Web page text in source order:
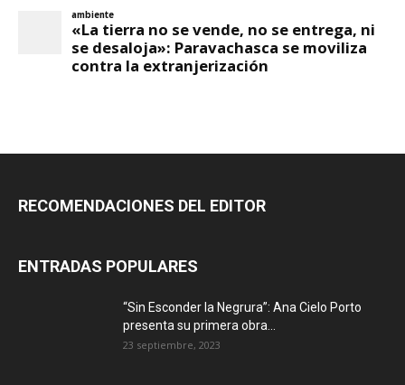
RECOMENDACIONES DEL EDITOR
ENTRADAS POPULARES
“Sin Esconder la Negrura”: Ana Cielo Porto
presenta su primera obra...
23 septiembre, 2023